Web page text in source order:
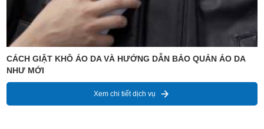
CÁCH GIẶT KHÔ ÁO DA VÀ HƯỚNG DẪN BẢO QUẢN ÁO DA
NHƯ MỚI
Xem chi tiết dịch vụ